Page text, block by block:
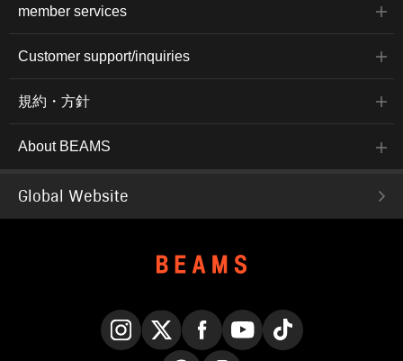
member services
Customer support/inquiries
規約・方針
About BEAMS
Global Website